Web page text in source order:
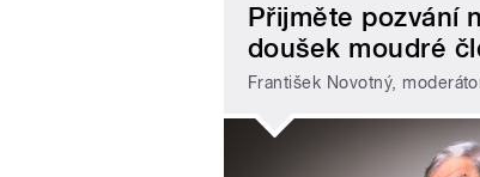
Přijměte pozvání
doušek moudré
František Novotný,